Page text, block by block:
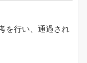
を行い、通過され